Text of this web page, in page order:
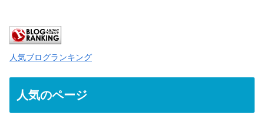
人気ブログランキング
人気のページ